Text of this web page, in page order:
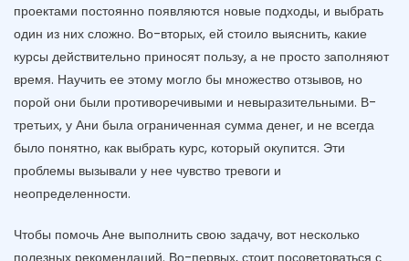
проектами постоянно появляются новые подходы, и выбрать
один из них сложно. Во-вторых, ей стоило выяснить, какие
курсы действительно приносят пользу, а не просто заполняют
время. Научить ее этому могло бы множество отзывов, но
порой они были противоречивыми и невыразительными. В-
третьих, у Ани была ограниченная сумма денег, и не всегда
было понятно, как выбрать курс, который окупится. Эти
проблемы вызывали у нее чувство тревоги и
неопределенности.
Чтобы помочь Ане выполнить свою задачу, вот несколько